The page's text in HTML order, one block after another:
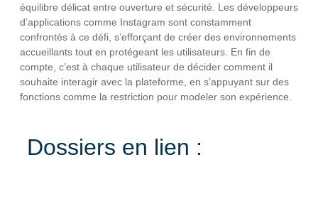
équilibre délicat entre ouverture et sécurité. Les développeurs
d’applications comme Instagram sont constamment
confrontés à ce défi, s’efforçant de créer des environnements
accueillants tout en protégeant les utilisateurs. En fin de
compte, c’est à chaque utilisateur de décider comment il
souhaite interagir avec la plateforme, en s’appuyant sur des
fonctions comme la restriction pour modeler son expérience.
Dossiers en lien :